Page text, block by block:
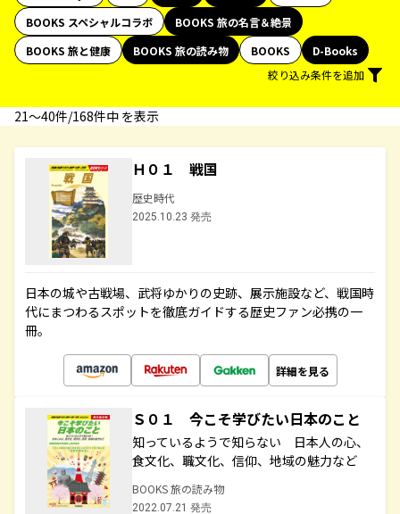
BOOKS スペシャルコラボ
BOOKS 旅の名言＆絶景
BOOKS 旅と健康
BOOKS 旅の読み物 BOOKS
D-Books
絞り込み条件を追加
21〜40件/168件中 を表示
Ｈ０１ 戦国
歴史時代
2025.10.23 発売
日本の城や古戦場、武将ゆかりの史跡、展示施設など、戦国時
代にまつわるスポットを徹底ガイドする歴史ファン必携の一
冊。
詳細を見る
Ｓ０１ 今こそ学びたい日本のこと
知っているようで知らない 日本人の心、
食文化、職文化、信仰、地域の魅力など
BOOKS 旅の読み物
2022.07.21 発売